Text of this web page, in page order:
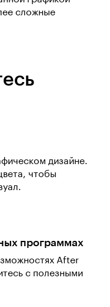
сложные
дизайне.
чтобы
программах
After
с полезными